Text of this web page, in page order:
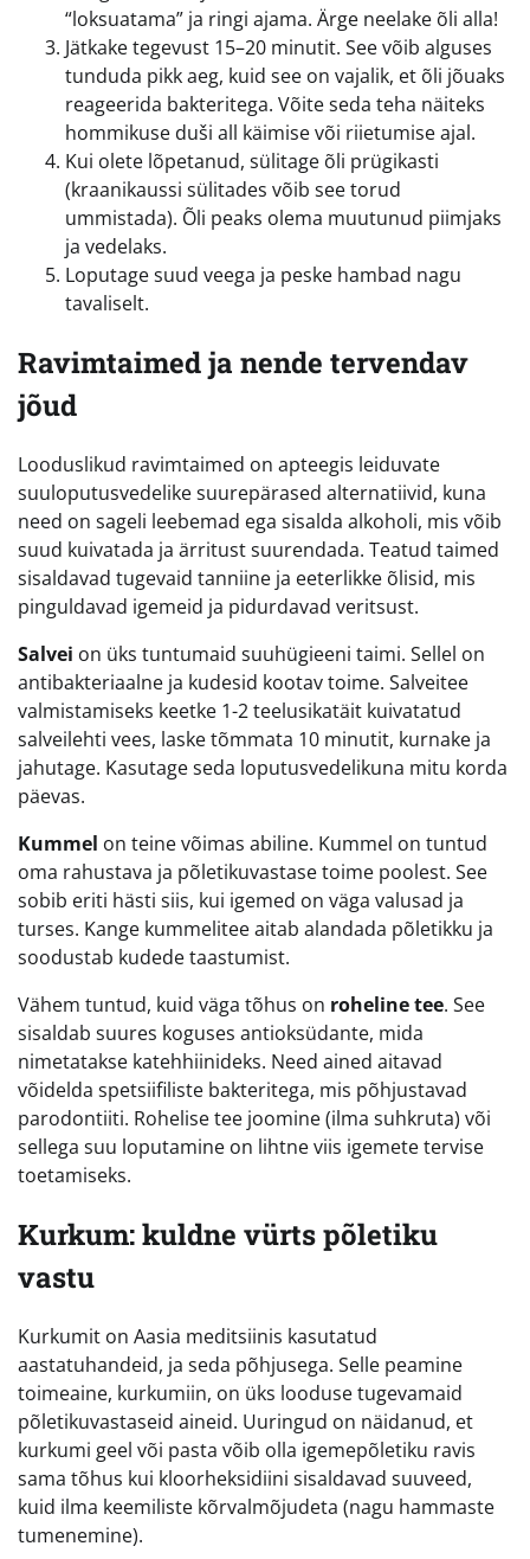
“loksuatama” ja ringi ajama. Ärge neelake õli alla!
Jätkake tegevust 15–20 minutit. See võib alguses
tunduda pikk aeg, kuid see on vajalik, et õli jõuaks
reageerida bakteritega. Võite seda teha näiteks
hommikuse duši all käimise või riietumise ajal.
Kui olete lõpetanud, sülitage õli prügikasti
(kraanikaussi sülitades võib see torud
ummistada). Õli peaks olema muutunud piimjaks
ja vedelaks.
Loputage suud veega ja peske hambad nagu
tavaliselt.
Ravimtaimed ja nende tervendav
jõud
Looduslikud ravimtaimed on apteegis leiduvate
suuloputusvedelike suurepärased alternatiivid, kuna
need on sageli leebemad ega sisalda alkoholi, mis võib
suud kuivatada ja ärritust suurendada. Teatud taimed
sisaldavad tugevaid tanniine ja eeterlikke õlisid, mis
pinguldavad igemeid ja pidurdavad veritsust.
Salvei on üks tuntumaid suuhügieeni taimi. Sellel on
antibakteriaalne ja kudesid kootav toime. Salveitee
valmistamiseks keetke 1-2 teelusikatäit kuivatatud
salveilehti vees, laske tõmmata 10 minutit, kurnake ja
jahutage. Kasutage seda loputusvedelikuna mitu korda
päevas.
Kummel on teine võimas abiline. Kummel on tuntud
oma rahustava ja põletikuvastase toime poolest. See
sobib eriti hästi siis, kui igemed on väga valusad ja
turses. Kange kummelitee aitab alandada põletikku ja
soodustab kudede taastumist.
Vähem tuntud, kuid väga tõhus on roheline tee. See
sisaldab suures koguses antioksüdante, mida
nimetatakse katehhiinideks. Need ained aitavad
võidelda spetsiifiliste bakteritega, mis põhjustavad
parodontiiti. Rohelise tee joomine (ilma suhkruta) või
sellega suu loputamine on lihtne viis igemete tervise
toetamiseks.
Kurkum: kuldne vürts põletiku
vastu
Kurkumit on Aasia meditsiinis kasutatud
aastatuhandeid, ja seda põhjusega. Selle peamine
toimeaine, kurkumiin, on üks looduse tugevamaid
põletikuvastaseid aineid. Uuringud on näidanud, et
kurkumi geel või pasta võib olla igemepõletiku ravis
sama tõhus kui kloorheksidiini sisaldavad suuveed,
kuid ilma keemiliste kõrvalmõjudeta (nagu hammaste
tumenemine).